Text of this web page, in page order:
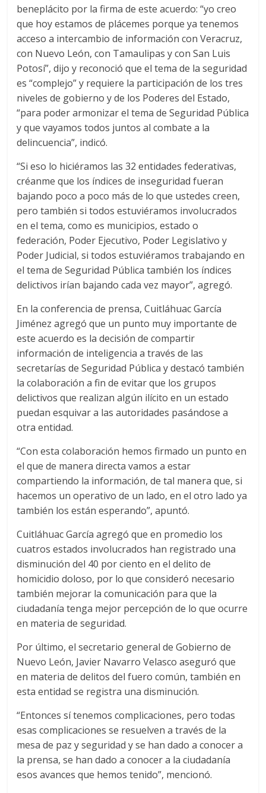
beneplácito por la firma de este acuerdo: “yo creo
que hoy estamos de plácemes porque ya tenemos
acceso a intercambio de información con Veracruz,
con Nuevo León, con Tamaulipas y con San Luis
Potosí”, dijo y reconoció que el tema de la seguridad
es “complejo” y requiere la participación de los tres
niveles de gobierno y de los Poderes del Estado,
“para poder armonizar el tema de Seguridad Pública
y que vayamos todos juntos al combate a la
delincuencia”, indicó.
“Si eso lo hiciéramos las 32 entidades federativas,
créanme que los índices de inseguridad fueran
bajando poco a poco más de lo que ustedes creen,
pero también si todos estuviéramos involucrados
en el tema, como es municipios, estado o
federación, Poder Ejecutivo, Poder Legislativo y
Poder Judicial, si todos estuviéramos trabajando en
el tema de Seguridad Pública también los índices
delictivos irían bajando cada vez mayor”, agregó.
En la conferencia de prensa, Cuitláhuac García
Jiménez agregó que un punto muy importante de
este acuerdo es la decisión de compartir
información de inteligencia a través de las
secretarías de Seguridad Pública y destacó también
la colaboración a fin de evitar que los grupos
delictivos que realizan algún ilícito en un estado
puedan esquivar a las autoridades pasándose a
otra entidad.
“Con esta colaboración hemos firmado un punto en
el que de manera directa vamos a estar
compartiendo la información, de tal manera que, si
hacemos un operativo de un lado, en el otro lado ya
también los están esperando”, apuntó.
Cuitláhuac García agregó que en promedio los
cuatros estados involucrados han registrado una
disminución del 40 por ciento en el delito de
homicidio doloso, por lo que consideró necesario
también mejorar la comunicación para que la
ciudadanía tenga mejor percepción de lo que ocurre
en materia de seguridad.
Por último, el secretario general de Gobierno de
Nuevo León, Javier Navarro Velasco aseguró que
en materia de delitos del fuero común, también en
esta entidad se registra una disminución.
“Entonces sí tenemos complicaciones, pero todas
esas complicaciones se resuelven a través de la
mesa de paz y seguridad y se han dado a conocer a
la prensa, se han dado a conocer a la ciudadanía
esos avances que hemos tenido”, mencionó.